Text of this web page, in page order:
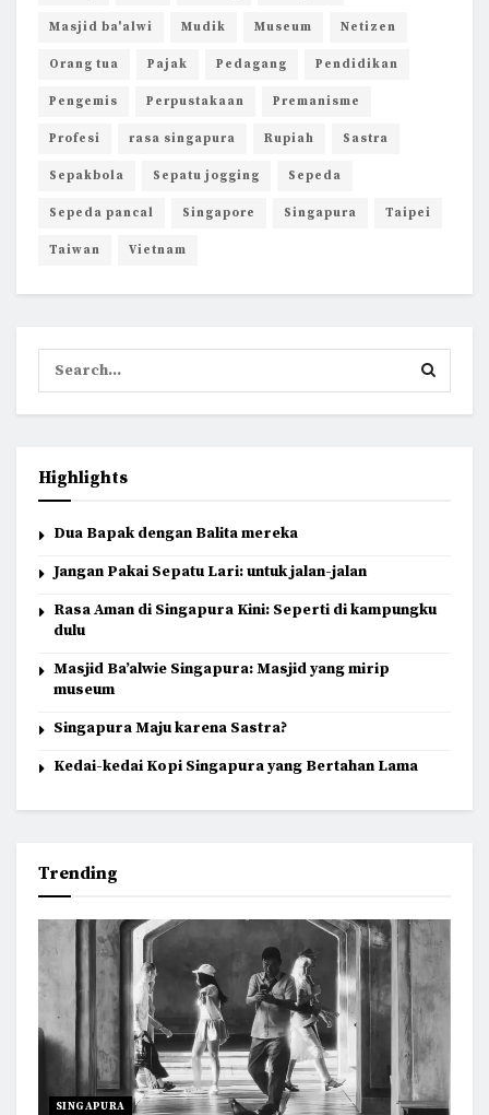
Masjid ba'alwi Mudik Museum Netizen
Orang tua Pajak Pedagang Pendidikan
Pengemis Perpustakaan Premanisme
Profesi rasa singapura Rupiah Sastra
Sepakbola Sepatu jogging Sepeda
Sepeda pancal Singapore Singapura Taipei
Taiwan Vietnam
Highlights
Dua Bapak dengan Balita mereka
Jangan Pakai Sepatu Lari: untuk jalan-jalan
Rasa Aman di Singapura Kini: Seperti di kampungku
dulu
Masjid Ba’alwie Singapura: Masjid yang mirip
museum
Singapura Maju karena Sastra?
Kedai-kedai Kopi Singapura yang Bertahan Lama
Trending
SINGAPURA